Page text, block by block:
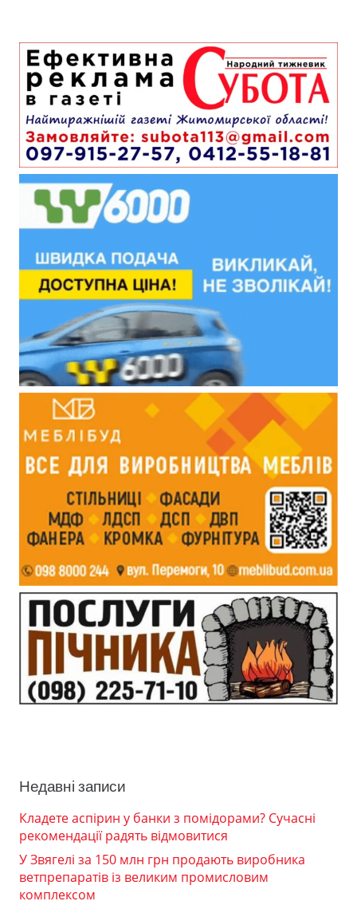
Недавні записи
Кладете аспірин у банки з помідорами? Сучасні
рекомендації радять відмовитися
У Звягелі за 150 млн грн продають виробника
ветпрепаратів із великим промисловим
комплексом